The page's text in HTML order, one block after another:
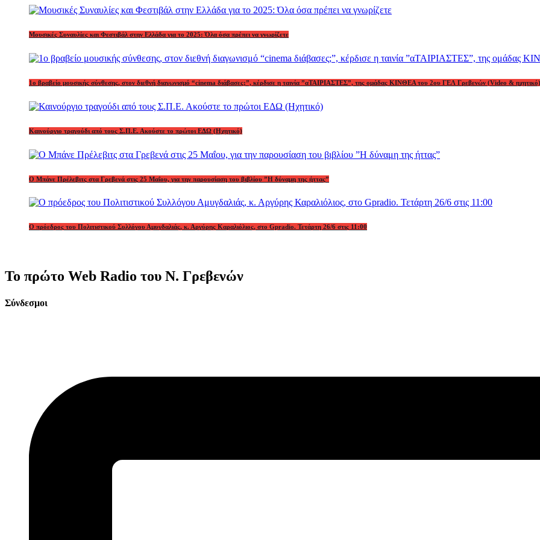
Μουσικές Συναυλίες και Φεστιβάλ στην Ελλάδα για το 2025: Όλα όσα πρέπει να γνωρίζετε
1o βραβείο μουσικής σύνθεσης, στον διεθνή διαγωνισμό “cinema διάβασες;”, κέρδισε η ταινία ”αΤΑΙΡΙΑΣΤΕΣ”, της ομάδας ΚΙΝΘΕΑ του 2ου ΓΕΛ Γρεβενών (Video & ηχητικό)
Καινούργιο τραγούδι από τους Σ.Π.Ε. Ακούστε το πρώτοι ΕΔΩ (Ηχητικό)
Ο Μπάνε Πρέλεβιτς στα Γρεβενά στις 25 Μαΐου, για την παρουσίαση του βιβλίου ”Η δύναμη της ήττας”
Ο πρόεδρος του Πολιτιστικού Συλλόγου Αμυγδαλιάς, κ. Αργύρης Καραλιόλιος, στο Gpradio. Τετάρτη 26/6 στις 11:00
Το πρώτο Web Radio του Ν. Γρεβενών
Σύνδεσμοι